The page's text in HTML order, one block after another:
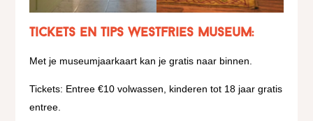
Tickets en tips Westfries Museum:
Met je museumjaarkaart kan je gratis naar binnen.
Tickets: Entree €10 volwassen, kinderen tot 18 jaar gratis
entree.